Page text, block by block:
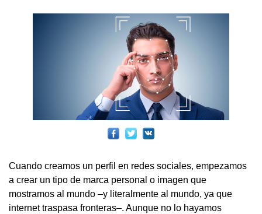
Cuando creamos un perfil en redes sociales, empezamos
a crear un tipo de marca personal o imagen que
mostramos al mundo –y literalmente al mundo, ya que
internet traspasa fronteras–. Aunque no lo hayamos